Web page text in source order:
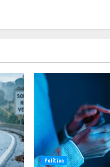
Política